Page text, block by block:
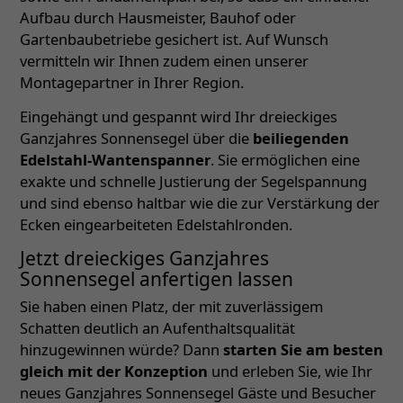
Aufbau durch Hausmeister, Bauhof oder
Gartenbaubetriebe gesichert ist. Auf Wunsch
vermitteln wir Ihnen zudem einen unserer
Montagepartner in Ihrer Region.
Eingehängt und gespannt wird Ihr dreieckiges
Ganzjahres Sonnensegel über die beiliegenden
Edelstahl-Wantenspanner. Sie ermöglichen eine
exakte und schnelle Justierung der Segelspannung
und sind ebenso haltbar wie die zur Verstärkung der
Ecken eingearbeiteten Edelstahlronden.
Jetzt dreieckiges Ganzjahres
Sonnensegel anfertigen lassen
Sie haben einen Platz, der mit zuverlässigem
Schatten deutlich an Aufenthaltsqualität
hinzugewinnen würde? Dann starten Sie am besten
gleich mit der Konzeption und erleben Sie, wie Ihr
neues Ganzjahres Sonnensegel Gäste und Besucher